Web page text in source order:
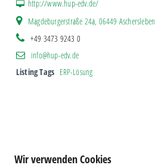
http://www.hup-edv.de/
Magdeburgerstraße 24a, 06449 Aschersleben
+49 3473 9243 0
info@hup-edv.de
Listing Tags ERP-Lösung
Wir verwenden Cookies